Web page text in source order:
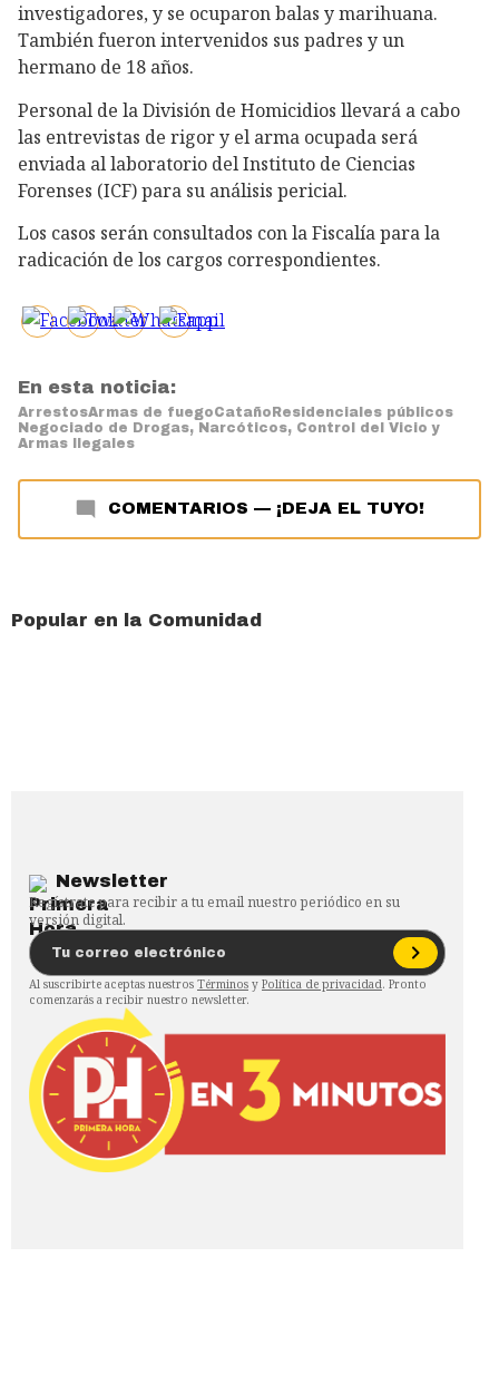
investigadores, y se ocuparon balas y marihuana.
También fueron intervenidos sus padres y un
hermano de 18 años.
Personal de la División de Homicidios llevará a cabo
las entrevistas de rigor y el arma ocupada será
enviada al laboratorio del Instituto de Ciencias
Forenses (ICF) para su análisis pericial.
Los casos serán consultados con la Fiscalía para la
radicación de los cargos correspondientes.
En esta noticia:
ArrestosArmas de fuegoCataño Residenciales públicos
Negociado de Drogas, Narcóticos, Control del Vicio y
Armas Ilegales
COMENTARIOS — ¡DEJA EL TUYO!
Popular en la Comunidad
Newsletter
Regístrate para recibir a tu email nuestro periódico en su
versión digital.
Al suscribirte aceptas nuestros Términos y Política de privacidad. Pronto
comenzarás a recibir nuestro newsletter.